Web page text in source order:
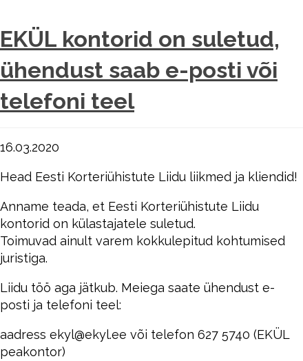
EKÜL kontorid on suletud,
ühendust saab e-posti või
telefoni teel
16.03.2020
Head Eesti Korteriühistute Liidu liikmed ja kliendid!
Anname teada, et Eesti Korteriühistute Liidu
kontorid on külastajatele suletud.
Toimuvad ainult varem kokkulepitud kohtumised
juristiga.
Liidu töö aga jätkub. Meiega saate ühendust e-
posti ja telefoni teel:
aadress ekyl@ekyl.ee või telefon 627 5740 (EKÜL
peakontor)